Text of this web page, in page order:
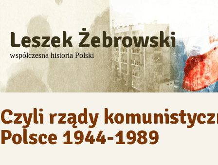
Leszek Żebrowski
współczesna historia Polski
Czyli rządy
Polsce 1944-1989